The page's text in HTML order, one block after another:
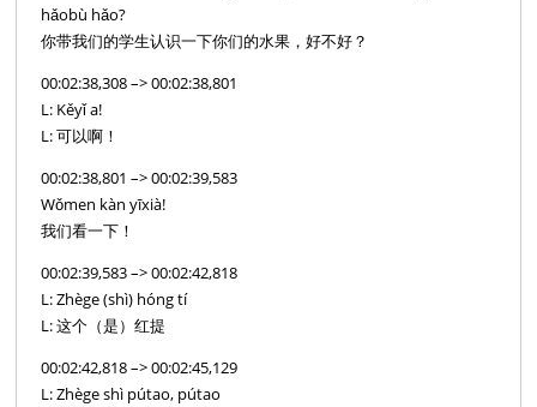
hǎobù hǎo?
你带我们的学生认识一下你们的水果，好不好？
00:02:38,308 –> 00:02:38,801
L: Kěyǐ a!
L: 可以啊！
00:02:38,801 –> 00:02:39,583
Wǒmen kàn yīxià!
我们看一下！
00:02:39,583 –> 00:02:42,818
L: Zhège (shì) hóng tí
L: 这个（是）红提
00:02:42,818 –> 00:02:45,129
L: Zhège shì pútao, pútao